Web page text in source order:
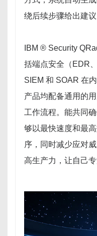
绕后续步骤给出建议
IBM ® Security
括端点安全（EDR
SIEM 和 SOAR 在
产品均配备通用的
工作流程。能共同
够以最快速度和最
序，同时减少应对
高生产力，让自己